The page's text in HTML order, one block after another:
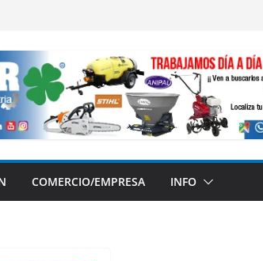
COMERCIO/EMPRESA INFO